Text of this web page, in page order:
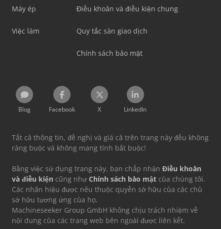
Máy ép
Việc làm
Điều khoản và điều kiện chung
Quy tắc sàn giao dịch
Chính sách bảo mật
Blog Facebook X LinkedIn
Tất cả thông tin, đề nghị và giá cả trên trang này đều không
ràng buộc và không mang tính bắt buộc!
Bằng việc sử dụng trang này, bạn chấp nhận Điều khoản
và điều kiện cũng như Chính sách bảo mật của chúng tôi.
Các nhãn hiệu được nêu thuộc quyền sở hữu của các chủ
sở hữu tương ứng của họ.
Machineseeker Group GmbH không chịu trách nhiệm về
nội dung của các trang web bên ngoài được liên kết.